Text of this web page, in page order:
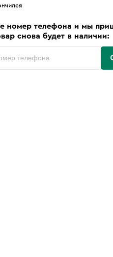
номер телефона и мы
снова будет в наличии: